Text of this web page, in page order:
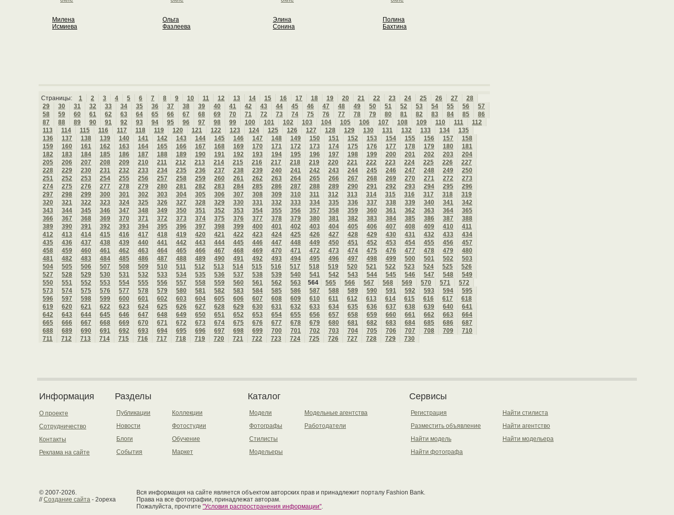
Милена
Исмиева
Ольга
Фазлеева
Элина
Сонина
Полина
Бахтина
Страницы: 1 2 3 4 5 6 7 8 9 10 11 12 13 14 15 16 17 18 19 20 21 22 23 24 25 26 27
28
29
30 31 32 33 34 35 36 37 38 39 40 41 42 43 44 45 46 47 48 49 50 51 52 53 54 55 56
57
58
59 60 61 62 63 64 65 66 67 68 69 70 71 72 73 74 75 76 77 78 79 80 81 82 83 84 85
86
87
88 89 90 91 92 93 94 95 96 97 98 99 100 101 102 103 104 105 106 107 108 109 110 111
112
113
114 115 116 117 118 119 120 121 122 123 124 125 126 127 128 129 130 131 132 133 134
135
136
137 138 139 140 141 142 143 144 145 146 147 148 149 150 151 152 153 154 155 156 157
158
159
160 161 162 163 164 165 166 167 168 169 170 171 172 173 174 175 176 177 178 179 180
181
182
183 184 185 186 187 188 189 190 191 192 193 194 195 196 197 198 199 200 201 202 203
204
205
206 207 208 209 210 211 212 213 214 215 216 217 218 219 220 221 222 223 224 225 226
227
228
229 230 231 232 233 234 235 236 237 238 239 240 241 242 243 244 245 246 247 248 249
250
251
252 253 254 255 256 257 258 259 260 261 262 263 264 265 266 267 268 269 270 271 272
273
274
275 276 277 278 279 280 281 282 283 284 285 286 287 288 289 290 291 292 293 294 295
296
297
298 299 300 301 302 303 304 305 306 307 308 309 310 311 312 313 314 315 316 317 318
319
320
321 322 323 324 325 326 327 328 329 330 331 332 333 334 335 336 337 338 339 340 341
342
343
344 345 346 347 348 349 350 351 352 353 354 355 356 357 358 359 360 361 362 363 364
365
366
367 368 369 370 371 372 373 374 375 376 377 378 379 380 381 382 383 384 385 386 387
388
389
390 391 392 393 394 395 396 397 398 399 400 401 402 403 404 405 406 407 408 409 410
411
412
413 414 415 416 417 418 419 420 421 422 423 424 425 426 427 428 429 430 431 432 433
434
435
436 437 438 439 440 441 442 443 444 445 446 447 448 449 450 451 452 453 454 455 456
457
458
459 460 461 462 463 464 465 466 467 468 469 470 471 472 473 474 475 476 477 478 479
480
481
482 483 484 485 486 487 488 489 490 491 492 493 494 495 496 497 498 499 500 501 502
503
504
505 506 507 508 509 510 511 512 513 514 515 516 517 518 519 520 521 522 523 524 525
526
527
528 529 530 531 532 533 534 535 536 537 538 539 540 541 542 543 544 545 546 547 548
549
550
551 552 553 554 555 556 557 558 559 560 561 562 563 564 565 566 567 568 569 570 571
572
573
574 575 576 577 578 579 580 581 582 583 584 585 586 587 588 589 590 591 592 593 594
595
596
597 598 599 600 601 602 603 604 605 606 607 608 609 610 611 612 613 614 615 616 617
618
619
620 621 622 623 624 625 626 627 628 629 630 631 632 633 634 635 636 637 638 639 640
641
642
643 644 645 646 647 648 649 650 651 652 653 654 655 656 657 658 659 660 661 662 663
664
665
666 667 668 669 670 671 672 673 674 675 676 677 678 679 680 681 682 683 684 685 686
687
688
689 690 691 692 693 694 695 696 697 698 699 700 701 702 703 704 705 706 707 708 709
710
711
712 713 714 715 716 717 718 719 720 721 722 723 724 725 726 727 728 729 730
Информация
О проекте
Сотрудничество
Контакты
Реклама на сайте
Разделы
Публикации
Новости
Блоги
События
Коллекции
Фотостудии
Обучение
Маркет
Каталог
Модели
Фотографы
Стилисты
Модельеры
Модельные агентства
Работодатели
Сервисы
Регистрация
Разместить объявление
Найти модель
Найти фотографа
Найти стилиста
Найти агентство
Найти модельера
© 2007-2026.
//Создание сайта - 2opexa
Вся информация на сайте является объектом авторских прав и принадлежит порталу Fashion Bank.
Права на все фотографии, принадлежат авторам.
Пожалуйста, прочтите "Условия распространения информации".